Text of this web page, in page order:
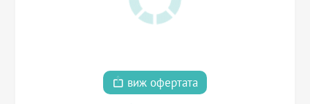
виж офертата